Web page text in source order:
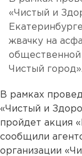
«Чистый и
жвачку на
общественной
Чистый город».
В рамках
«Чистый и
пройдет акция
сообщили
организации